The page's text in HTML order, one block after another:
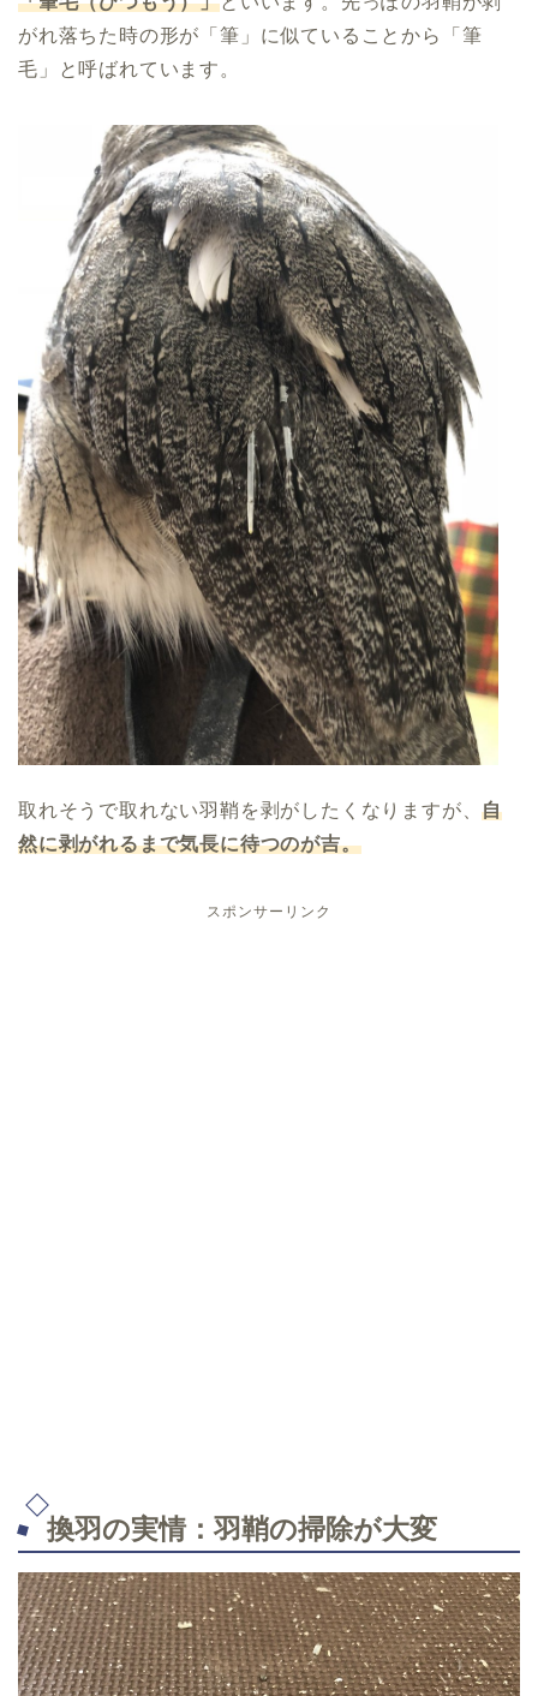
がれ落ちた時の形が「筆」に似ていることから「筆
毛」と呼ばれています。
取れそうで取れない羽鞘を剥がしたくなりますが、自
然に剥がれるまで気長に待つのが吉。
スポンサーリンク
換羽の実情：羽鞘の掃除が大変